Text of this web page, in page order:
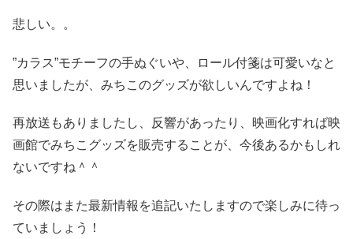
悲しい。。
”カラス”モチーフの手ぬぐいや、ロール付箋は可愛いなと
思いましたが、みちこのグッズが欲しいんですよね！
再放送もありましたし、反響があったり、映画化すれば映
画館でみちこグッズを販売することが、今後あるかもしれ
ないですね＾＾
その際はまた最新情報を追記いたしますので楽しみに待っ
ていましょう！